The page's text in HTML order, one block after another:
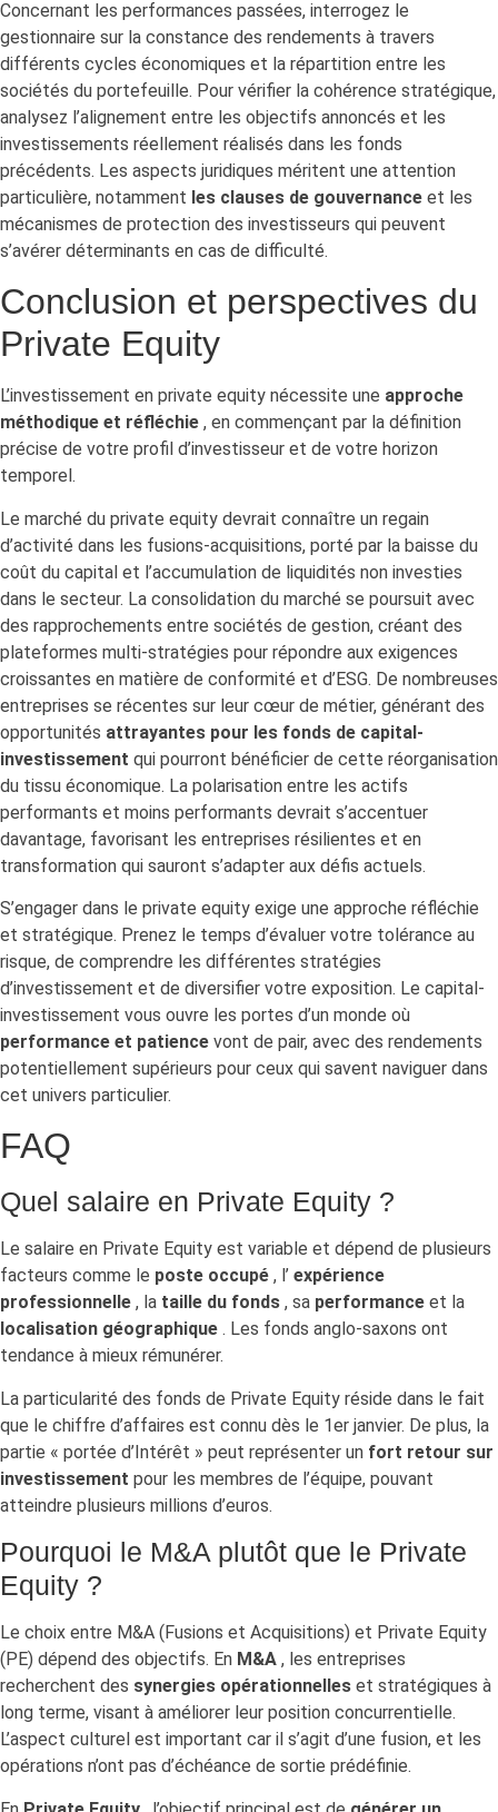
Concernant les performances passées, interrogez le
gestionnaire sur la constance des rendements à travers
différents cycles économiques et la répartition entre les
sociétés du portefeuille. Pour vérifier la cohérence stratégique,
analysez l’alignement entre les objectifs annoncés et les
investissements réellement réalisés dans les fonds
précédents. Les aspects juridiques méritent une attention
particulière, notamment les clauses de gouvernance et les
mécanismes de protection des investisseurs qui peuvent
s’avérer déterminants en cas de difficulté.
Conclusion et perspectives du
Private Equity
L’investissement en private equity nécessite une approche
méthodique et réfléchie , en commençant par la définition
précise de votre profil d’investisseur et de votre horizon
temporel.
Le marché du private equity devrait connaître un regain
d’activité dans les fusions-acquisitions, porté par la baisse du
coût du capital et l’accumulation de liquidités non investies
dans le secteur. La consolidation du marché se poursuit avec
des rapprochements entre sociétés de gestion, créant des
plateformes multi-stratégies pour répondre aux exigences
croissantes en matière de conformité et d’ESG. De nombreuses
entreprises se récentes sur leur cœur de métier, générant des
opportunités attrayantes pour les fonds de capital-
investissement qui pourront bénéficier de cette réorganisation
du tissu économique. La polarisation entre les actifs
performants et moins performants devrait s’accentuer
davantage, favorisant les entreprises résilientes et en
transformation qui sauront s’adapter aux défis actuels.
S’engager dans le private equity exige une approche réfléchie
et stratégique. Prenez le temps d’évaluer votre tolérance au
risque, de comprendre les différentes stratégies
d’investissement et de diversifier votre exposition. Le capital-
investissement vous ouvre les portes d’un monde où
performance et patience vont de pair, avec des rendements
potentiellement supérieurs pour ceux qui savent naviguer dans
cet univers particulier.
FAQ
Quel salaire en Private Equity ?
Le salaire en Private Equity est variable et dépend de plusieurs
facteurs comme le poste occupé , l’ expérience
professionnelle , la taille du fonds , sa performance et la
localisation géographique . Les fonds anglo-saxons ont
tendance à mieux rémunérer.
La particularité des fonds de Private Equity réside dans le fait
que le chiffre d’affaires est connu dès le 1er janvier. De plus, la
partie « portée d’Intérêt » peut représenter un fort retour sur
investissement pour les membres de l’équipe, pouvant
atteindre plusieurs millions d’euros.
Pourquoi le M&A plutôt que le Private
Equity ?
Le choix entre M&A (Fusions et Acquisitions) et Private Equity
(PE) dépend des objectifs. En M&A , les entreprises
recherchent des synergies opérationnelles et stratégiques à
long terme, visant à améliorer leur position concurrentielle.
L’aspect culturel est important car il s’agit d’une fusion, et les
opérations n’ont pas d’échéance de sortie prédéfinie.